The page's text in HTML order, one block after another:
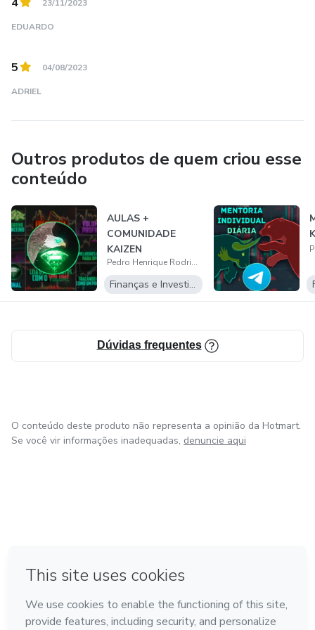
23/11/2023
EDUARDO
5 04/08/2023
ADRIEL
Outros produtos de quem criou esse
conteúdo
AULAS +
COMUNIDADE
KAIZEN
Pedro Henrique Rodrigues
Finanças e Investimentos
Dúvidas frequentes
O conteúdo deste produto não representa a opinião da Hotmart.
Se você vir informações inadequadas, denuncie aqui
Feito com ❤ na Cidade do México